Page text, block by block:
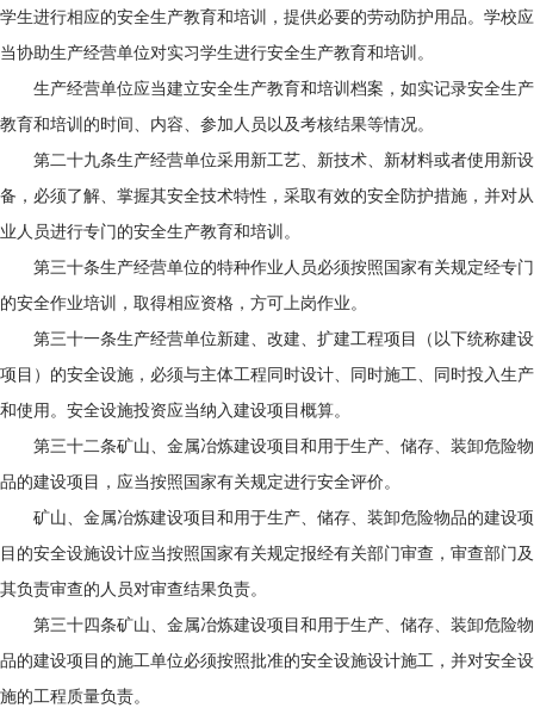
学生进行相应的安全生产教育和培训，提供必要的劳动防护用品。学校应
当协助生产经营单位对实习学生进行安全生产教育和培训。
生产经营单位应当建立安全生产教育和培训档案，如实记录安全生产
教育和培训的时间、内容、参加人员以及考核结果等情况。
第二十九条生产经营单位采用新工艺、新技术、新材料或者使用新设
备，必须了解、掌握其安全技术特性，采取有效的安全防护措施，并对从
业人员进行专门的安全生产教育和培训。
第三十条生产经营单位的特种作业人员必须按照国家有关规定经专门
的安全作业培训，取得相应资格，方可上岗作业。
第三十一条生产经营单位新建、改建、扩建工程项目（以下统称建设
项目）的安全设施，必须与主体工程同时设计、同时施工、同时投入生产
和使用。安全设施投资应当纳入建设项目概算。
第三十二条矿山、金属冶炼建设项目和用于生产、储存、装卸危险物
品的建设项目，应当按照国家有关规定进行安全评价。
矿山、金属冶炼建设项目和用于生产、储存、装卸危险物品的建设项
目的安全设施设计应当按照国家有关规定报经有关部门审查，审查部门及
其负责审查的人员对审查结果负责。
第三十四条矿山、金属冶炼建设项目和用于生产、储存、装卸危险物
品的建设项目的施工单位必须按照批准的安全设施设计施工，并对安全设
施的工程质量负责。